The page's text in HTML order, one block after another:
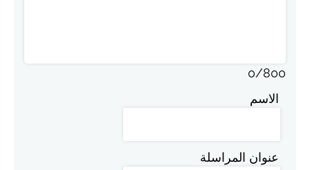
0/800
الاسم
عنوان المراسلة